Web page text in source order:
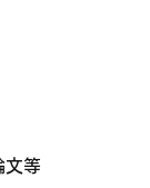
文等